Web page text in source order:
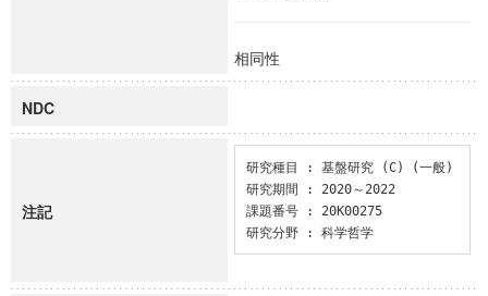
相同性
NDC
注記
研究種目 : 基盤研究 (C) (一般)
研究期間 : 2020～2022
課題番号 : 20K00275
研究分野 : 科学哲学